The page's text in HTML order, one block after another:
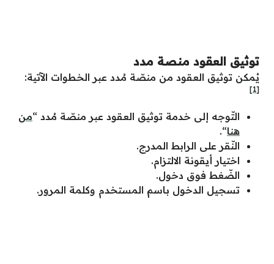
توثيق العقود منصة مدد
يُمكن توثيق العقود من منصّة مُدد عبر الخطوات الآتية:
[1]
التّوجه إلى خدمة توثيق العقود عبر منصّة مُدد “من
هنا“.
النّقر على الرابط المدرج.
اختيار أيقونة الالتزام.
الضّغط فوق دخول.
تسجيل الدخول باسم المستخدم وكلمة المرور.